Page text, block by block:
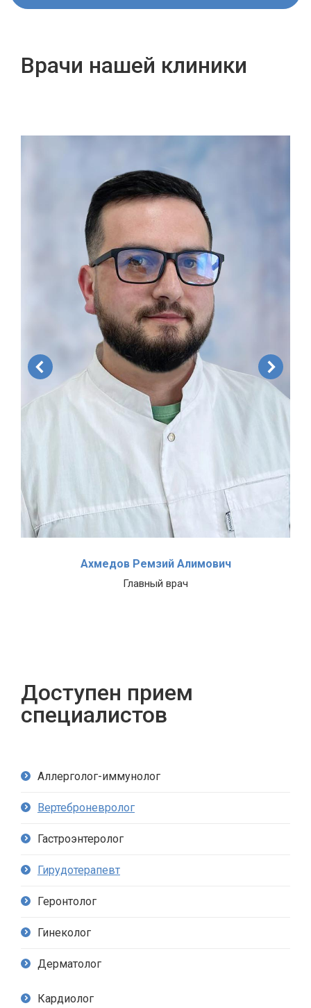
Врачи нашей клиники
Ахмедов Ремзий Алимович
Главный врач
Доступен прием
специалистов
Аллерголог-иммунолог
Вертеброневролог
Гастроэнтеролог
Гирудотерапевт
Геронтолог
Гинеколог
Дерматолог
Кардиолог